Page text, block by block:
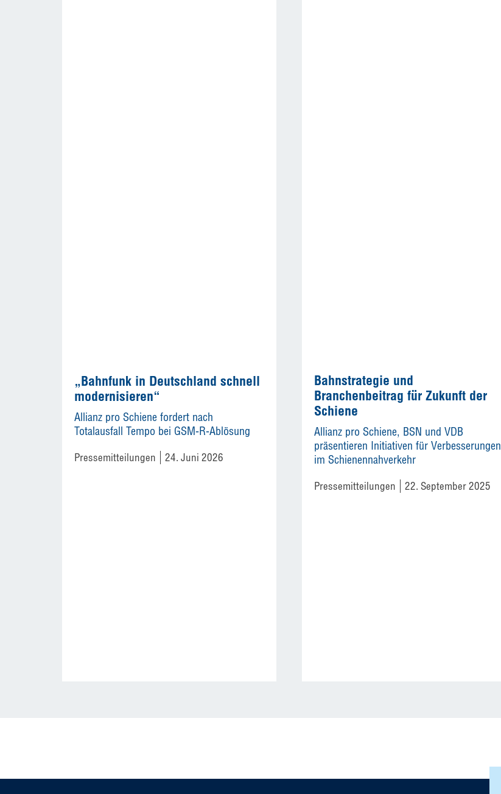
„Bahnfunk in Deutschland schnell
modernisieren“
Allianz pro Schiene fordert nach
Totalausfall Tempo bei GSM-R-Ablösung
Pressemitteilungen 24. Juni 2026
Bahnstrategie und
Branchenbeitrag für Zukunft der
Schiene
Allianz pro Schiene, BSN und VDB
präsentieren Initiativen für Verbesserungen
im Schienennahverkehr
Pressemitteilungen 22. September 2025